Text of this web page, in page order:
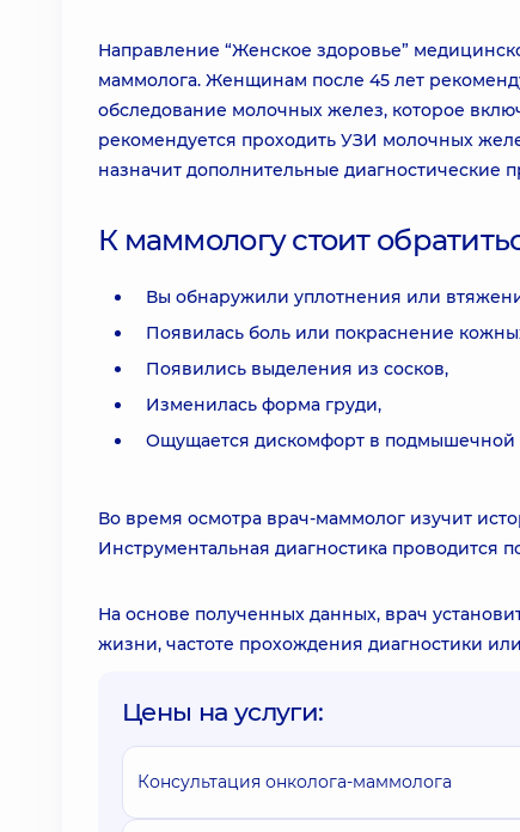
Направление “Женское здоровье”
маммолога. Женщинам после 45 лет
обследование молочных желез, которое
рекомендуется проходить УЗИ молочных
назначит дополнительные диагностические
К маммологу стоит
Вы обнаружили уплотнения или
Появилась боль или покраснение
Появились выделения из сосков,
Изменилась форма груди,
Ощущается дискомфорт в подмышечной
Во время осмотра врач-маммолог изучит
Инструментальная диагностика проводится
На основе полученных данных, врач
жизни, частоте прохождения диагностики
Цены на услуги:
Консультация онколога-маммолога